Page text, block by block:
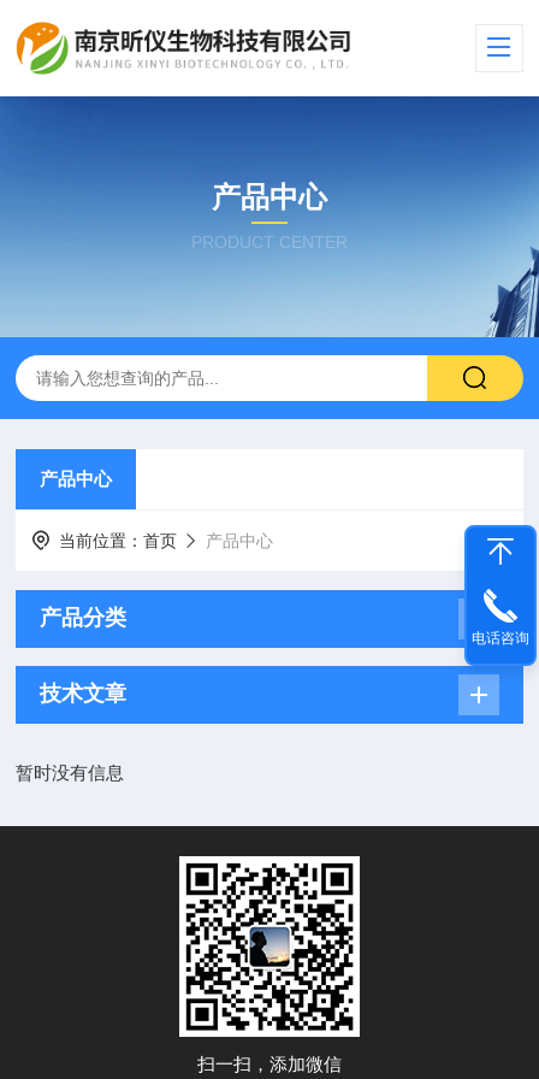
产品中心
PRODUCT CENTER
产品中心
当前位置：首页 产品中心
产品分类
技术文章
暂时没有信息
扫一扫，添加微信
电话咨询